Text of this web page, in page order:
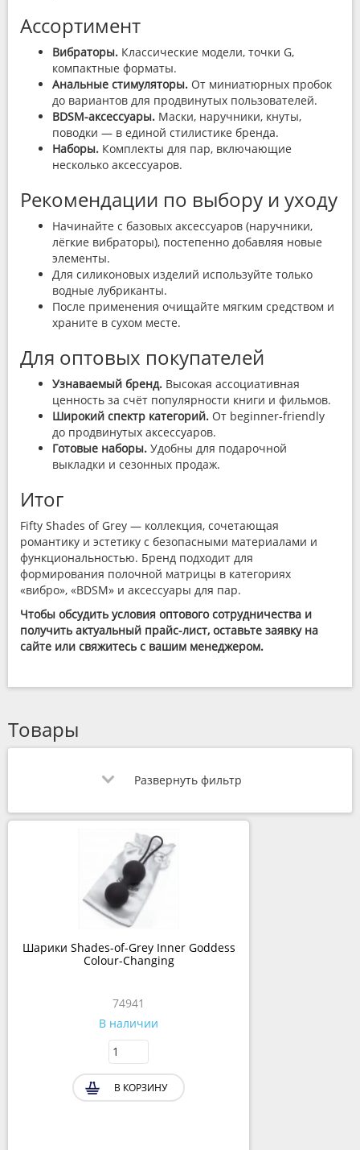
Ассортимент
Вибраторы. Классические модели, точки G,
компактные форматы.
Анальные стимуляторы. От миниатюрных пробок
до вариантов для продвинутых пользователей.
BDSM-аксессуары. Маски, наручники, кнуты,
поводки — в единой стилистике бренда.
Наборы. Комплекты для пар, включающие
несколько аксессуаров.
Рекомендации по выбору и уходу
Начинайте с базовых аксессуаров (наручники,
лёгкие вибраторы), постепенно добавляя новые
элементы.
Для силиконовых изделий используйте только
водные лубриканты.
После применения очищайте мягким средством и
храните в сухом месте.
Для оптовых покупателей
Узнаваемый бренд. Высокая ассоциативная
ценность за счёт популярности книги и фильмов.
Широкий спектр категорий. От beginner-friendly
до продвинутых аксессуаров.
Готовые наборы. Удобны для подарочной
выкладки и сезонных продаж.
Итог
Fifty Shades of Grey — коллекция, сочетающая
романтику и эстетику с безопасными материалами и
функциональностью. Бренд подходит для
формирования полочной матрицы в категориях
«вибро», «BDSM» и аксессуары для пар.
Чтобы обсудить условия оптового сотрудничества и
получить актуальный прайс-лист, оставьте заявку на
сайте или свяжитесь с вашим менеджером.
Товары
Развернуть фильтр
Шарики Shades-of-Grey Inner Goddess
Colour-Changing
74941
В наличии
В КОРЗИНУ